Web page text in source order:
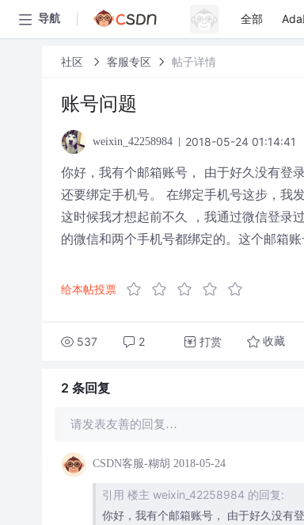
导航 全部
社区 客服专区 帖子详情
账号问题
weixin_42258984 2018-05-24 01:14:41
你好，我有个邮箱账号， 由于好久没有登
还要绑定手机号。 在绑定手机号这步，
这时候我才想起前不久 ，我通过微信登录
的微信和两个手机号都绑定的。这个邮箱
给本帖投票
537 2 打赏 收藏
2 条回复
请发表友善的回复…
CSDN客服-糊胡 2018-05-24
引用 楼主 weixin_42258984 的回复:
你好，我有个邮箱账号， 由于好久没有